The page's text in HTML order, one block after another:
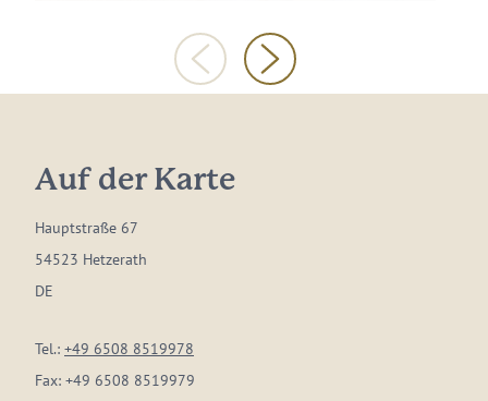
Auf der Karte
Hauptstraße 67
54523 Hetzerath
DE
Tel.: +49 6508 8519978
Fax: +49 6508 8519979